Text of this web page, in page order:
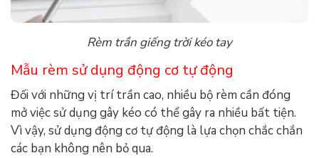
Rèm trần giếng trời kéo tay
Mẫu rèm sử dụng động cơ tự động
Đối với những vị trí trần cao, nhiều bộ rèm cần đóng
mở việc sử dụng gây kéo có thể gây ra nhiều bất tiện.
Vì vậy, sử dụng động cơ tự động là lựa chọn chắc chắn
các bạn không nên bỏ qua.